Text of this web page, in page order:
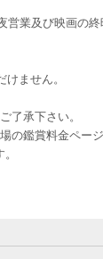
業及び映画の
ません。
了承下さい。
の鑑賞料金ページ